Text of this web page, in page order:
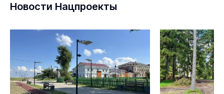
Новости Нацпроекты